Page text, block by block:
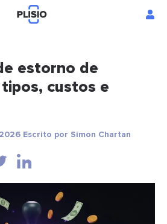
estorno de
custos e
Escrito por Simon Chartan